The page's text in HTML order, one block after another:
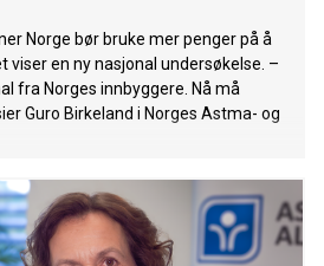
Norge bør bruke mer penger på å
viser en ny nasjonal undersøkelse. –
fra Norges innbyggere. Nå må
Guro Birkeland i Norges Astma- og